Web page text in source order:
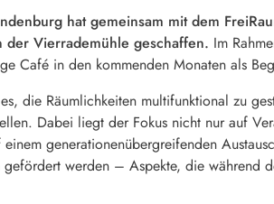
hat gemeinsam mit dem
der Vierrademühle geschaffen. Im
Café in den kommenden Monaten als
die Räumlichkeiten multifunktional zu
Dabei liegt der Fokus nicht nur auf
generationenübergreifenden
werden – Aspekte, die während